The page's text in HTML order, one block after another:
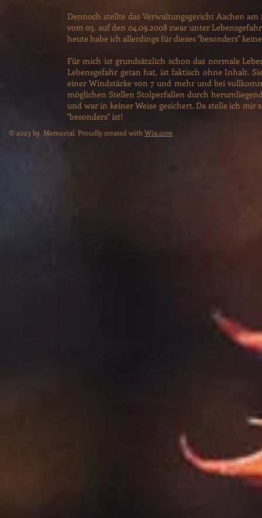
Dennoch stellte das Verwaltungsgericht Aachen
vom 03. auf den 04.09.2008 zwar unter
heute habe ich allerdings für dieses "besonders"
Für mich ist grundsätzlich schon das normale
Lebensgefahr getan hat, ist faktisch ohne Inhalt.
einer Windstärke von 7 und mehr und bei
möglichen Stellen Stolperfallen durch
und war in keiner Weise gesichert. Da stelle ich mir
"besonders" ist!
© 2023 by Memorial. Proudly created with Wix.com